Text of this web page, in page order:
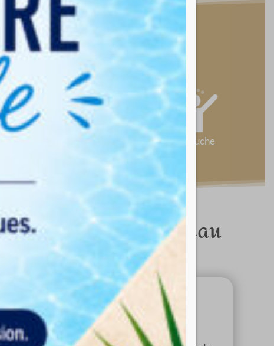
jardin aquatique
Serviette de bain Gel douche
tarifs ou le bon cadeau
?
Modes de paiement
Vos frais d’adhésion offerts !